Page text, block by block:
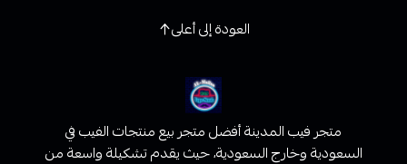
العودة إلى أعلى
متجر فيب المدينة أفضل متجر بيع منتجات الفيب في
السعودية وخارج السعودية، حيث يقدم تشكيلة واسعة من